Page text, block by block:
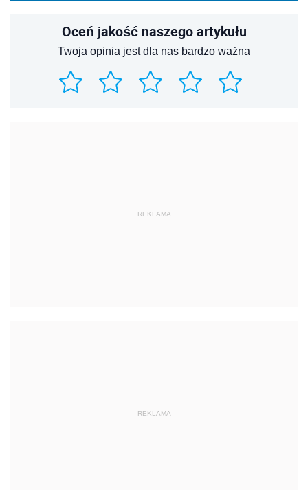
Oceń jakość naszego artykułu
Twoja opinia jest dla nas bardzo ważna
REKLAMA
REKLAMA